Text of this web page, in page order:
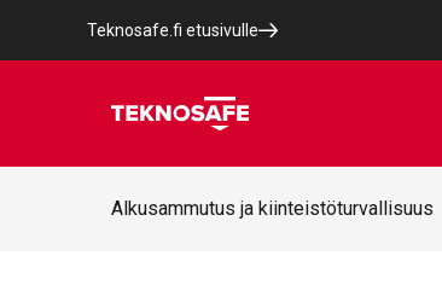
Teknosafe.fi etusivulle
Alkusammutus ja kiinteistöturvallisuus